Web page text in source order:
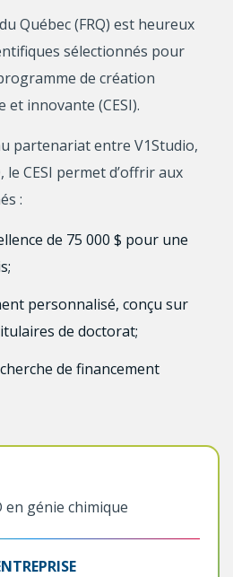
Québec (FRQ) est heureux
sélectionnés pour
de création
et innovante (CESI).
partenariat entre V1Studio,
le CESI permet d’offrir aux
:
de 75 000 $ pour une
personnalisé, conçu sur
de doctorat;
de financement
en génie chimique